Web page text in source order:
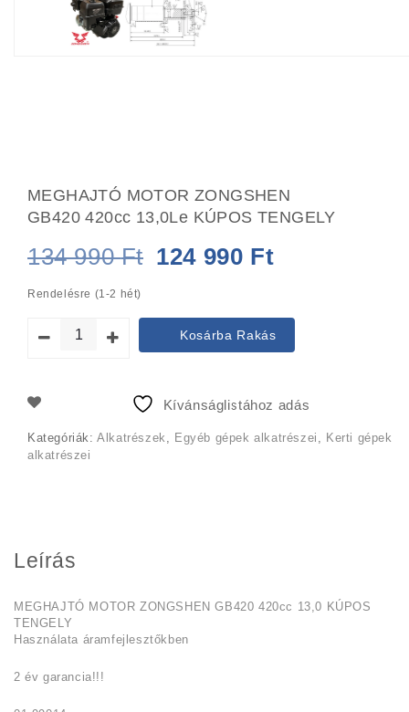
MEGHAJTÓ MOTOR ZONGSHEN
GB420 420cc 13,0Le KÚPOS TENGELY
134 990Ft Original
was:
134
990 Ft.
124 990 Ft
is:
124
Rendelésre (1-2 hét)
Kosárba Rakás
Kívánságlistához adás
Kategóriák:Alkatrészek , Egyéb gépek alkatrészei , Kerti gépek
alkatrészei
Leírás
MEGHAJTÓ MOTOR ZONGSHEN GB420 420cc 13,0 KÚPOS
TENGELY
Használata áramfejlesztőkben
2 év garancia!!!